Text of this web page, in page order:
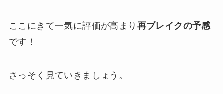
ここにきて一気に評価が高まり 再ブレイクの予感
です！
さっそく見ていきましょう。